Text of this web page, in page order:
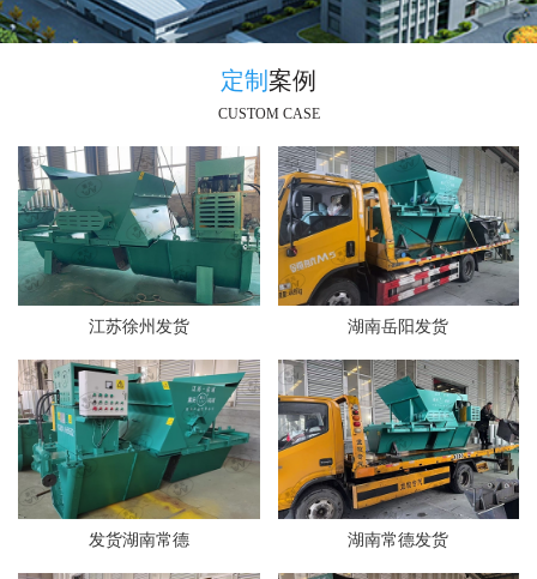
定制 案例
CUSTOM CASE
江苏徐州发货 湖南岳阳发货
发货湖南常德 湖南常德发货